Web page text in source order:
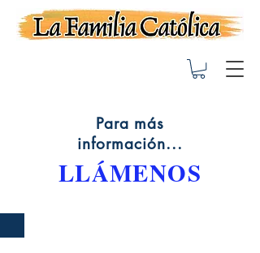
LLÁMENOS
Para más
información...